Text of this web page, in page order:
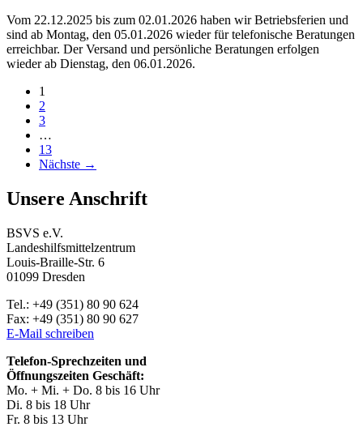
Vom 22.12.2025 bis zum 02.01.2026 haben wir Betriebsferien und
sind ab Montag, den 05.01.2026 wieder für telefonische Beratungen
erreichbar. Der Versand und persönliche Beratungen erfolgen
wieder ab Dienstag, den 06.01.2026.
Beitragsnavigation
1
2
3
…
13
Nächste →
Unsere Anschrift
BSVS e.V.
Landeshilfsmittelzentrum
Louis-Braille-Str. 6
01099 Dresden
Tel.: +49 (351) 80 90 624
Fax: +49 (351) 80 90 627
E-Mail schreiben
Telefon-Sprechzeiten und
Öffnungszeiten Geschäft:
Mo. + Mi. + Do. 8 bis 16 Uhr
Di. 8 bis 18 Uhr
Fr. 8 bis 13 Uhr